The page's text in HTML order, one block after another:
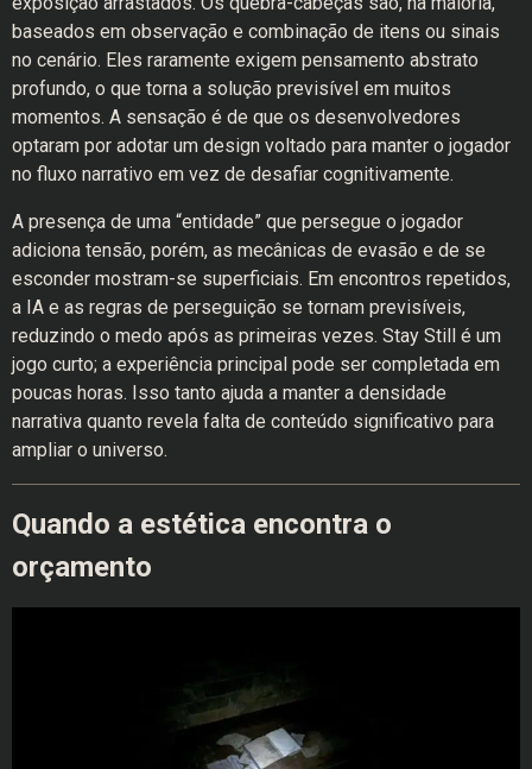
baseados em observação e combinação de itens ou sinais
no cenário. Eles raramente exigem pensamento abstrato
profundo, o que torna a solução previsível em muitos
momentos. A sensação é de que os desenvolvedores
optaram por adotar um design voltado para manter o jogador
no fluxo narrativo em vez de desafiar cognitivamente.
A presença de uma “entidade” que persegue o jogador
adiciona tensão, porém, as mecânicas de evasão e de se
esconder mostram-se superficiais. Em encontros repetidos,
a IA e as regras de perseguição se tornam previsíveis,
reduzindo o medo após as primeiras vezes. Stay Still é um
jogo curto; a experiência principal pode ser completada em
poucas horas. Isso tanto ajuda a manter a densidade
narrativa quanto revela falta de conteúdo significativo para
ampliar o universo.
Quando a estética encontra o
orçamento